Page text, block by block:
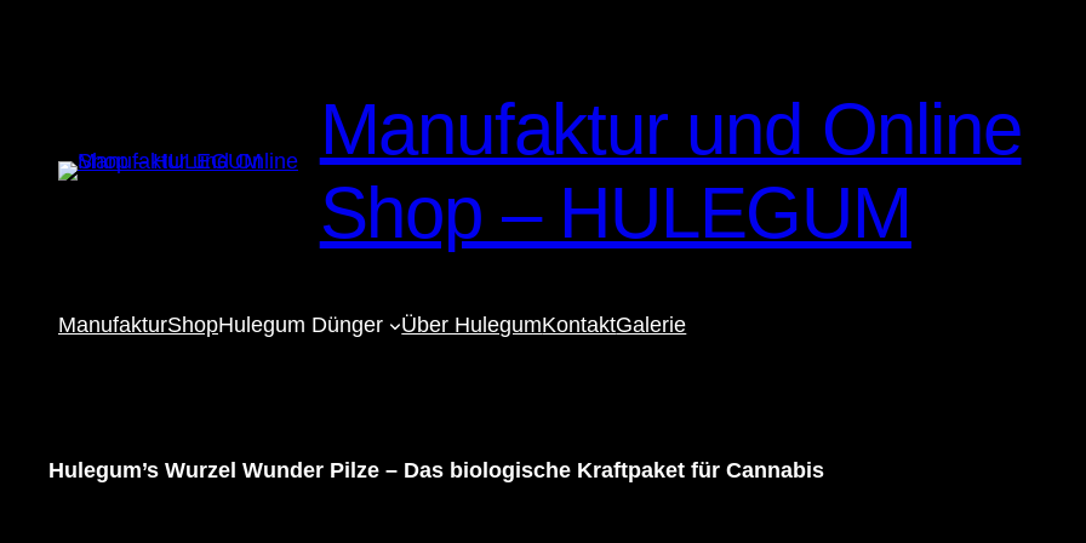
Manufaktur und Online
Shop – HULEGUM
ManufakturShopHulegum Dünger Über HulegumKontaktGalerie
Hulegum’s Wurzel Wunder Pilze – Das biologische Kraftpaket für Cannabis